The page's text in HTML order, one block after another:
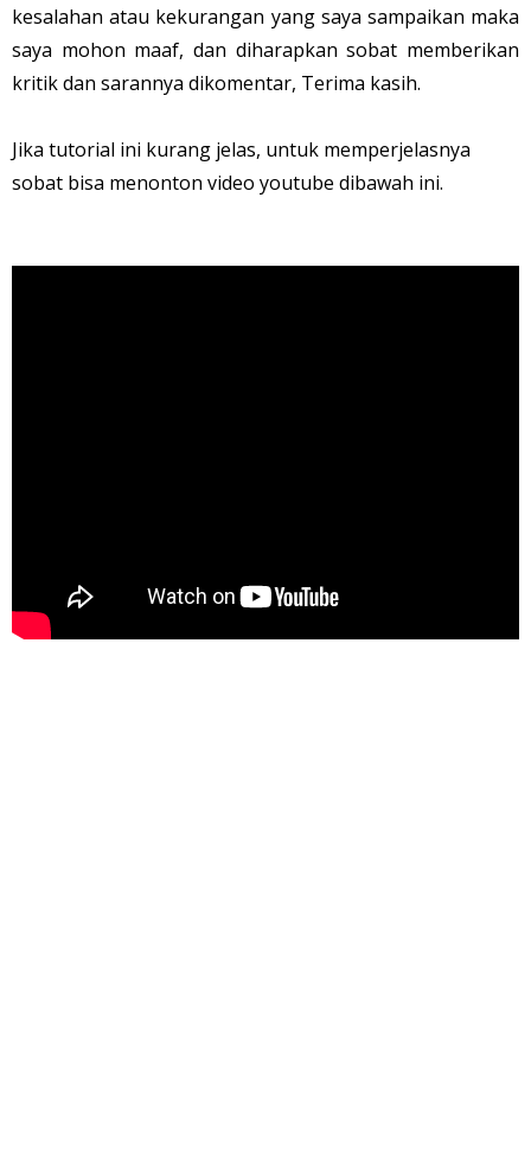
kesalahan atau kekurangan yang saya sampaikan maka
saya mohon maaf, dan diharapkan sobat memberikan
kritik dan sarannya dikomentar, Terima kasih.
Jika tutorial ini kurang jelas, untuk memperjelasnya
sobat bisa menonton video youtube dibawah ini.